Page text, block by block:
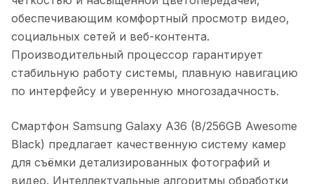
обеспечивающим комфортный просмотр видео,
социальных сетей и веб-контента.
Производительный процессор гарантирует
стабильную работу системы, плавную навигацию
по интерфейсу и уверенную многозадачность.
Смартфон Samsung Galaxy A36 (8/256GB Awesome
Black) предлагает качественную систему камер
для съёмки детализированных фотографий и
видео. Интеллектуальные алгоритмы обработки